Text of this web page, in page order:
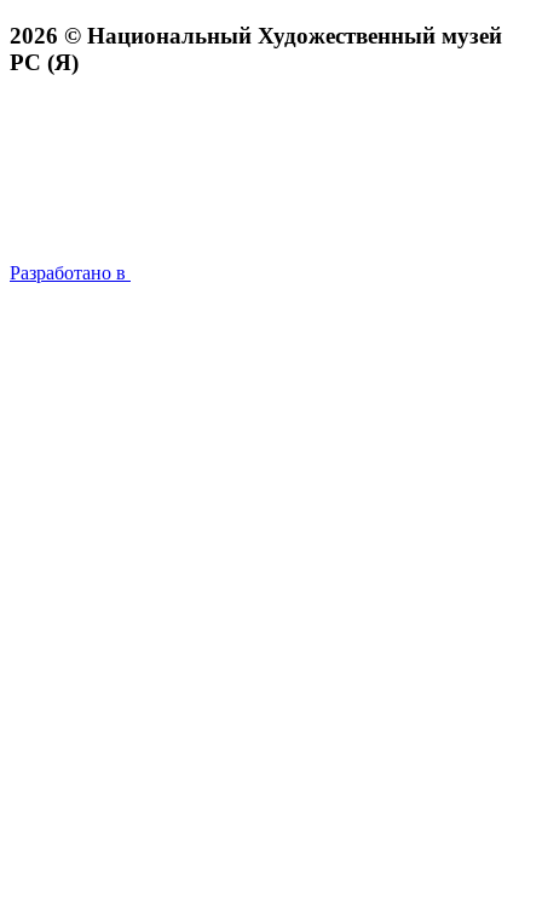
2026 © Национальный Художественный музей
РС (Я)
Разработано в